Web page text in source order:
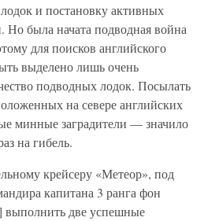
и постановку активных
была начата подводная война
для поисков английского
выделено лишь очень
подводных лодок. Посылать
на севере английских
минные заградители — значило
на гибель.
крейсеру «Метеор», под
капитана 3 ранга фон
выполнить две успешные